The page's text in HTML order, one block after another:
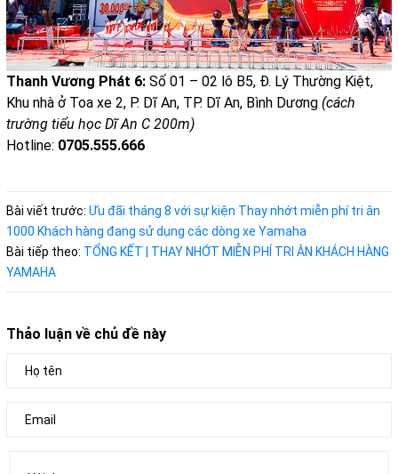
Thanh Vương Phát 6: Số 01 – 02 lô B5, Đ. Lý Thường Kiệt,
Khu nhà ở Toa xe 2, P. Dĩ An, TP. Dĩ An, Bình Dương (cách
trường tiểu học Dĩ An C 200m)
Hotline: 0705.555.666
Bài viết trước: Ưu đãi tháng 8 với sự kiện Thay nhớt miễn phí tri ân
1000 Khách hàng đang sử dụng các dòng xe Yamaha
Bài tiếp theo: TỔNG KẾT | THAY NHỚT MIỄN PHÍ TRI ÂN KHÁCH HÀNG
YAMAHA
Thảo luận về chủ đề này